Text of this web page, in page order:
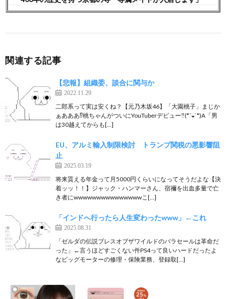
関連する記事
【悲報】組織委、談合に関与か
2022.11.29
二郎系って実は安くね？【元乃木坂46】「大園桃子」まじか
ぁあああ⁉︎桃ちゃんがついにYouTuberデビュー‼︎(*´◒`*)A「男
は30越えてからも[…]
EU、アルミ輸入制限検討 トランプ関税の悪影響阻
止
2025.03.19
将来貰える年金って月5000円くらいになってそうだよな【決
着ッッ！！】ジャック・ハンマーさん、宿禰を出血多量で亡
き者にwwwwwwwwwwwwwwwこ[…]
「インドへ行ったら人生変わったwww」←これ
2025.08.31
「ゼルダの伝説ブレスオブザワイルドのパラセールは革命だ
った」←言うほどすごくない件PS4って良いハードだったよ
なビッグモーターの修理・保険業務、登録取[…]